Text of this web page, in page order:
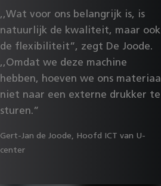
,,Wat voor ons belangrijk is, is
natuurlijk de kwaliteit, maar ook
de flexibiliteit”, zegt De Joode.
,,Omdat we deze machine
hebben, hoeven we ons materiaal
niet naar een externe drukker te
sturen.”
Gert-Jan de Joode, Hoofd ICT van U-
center